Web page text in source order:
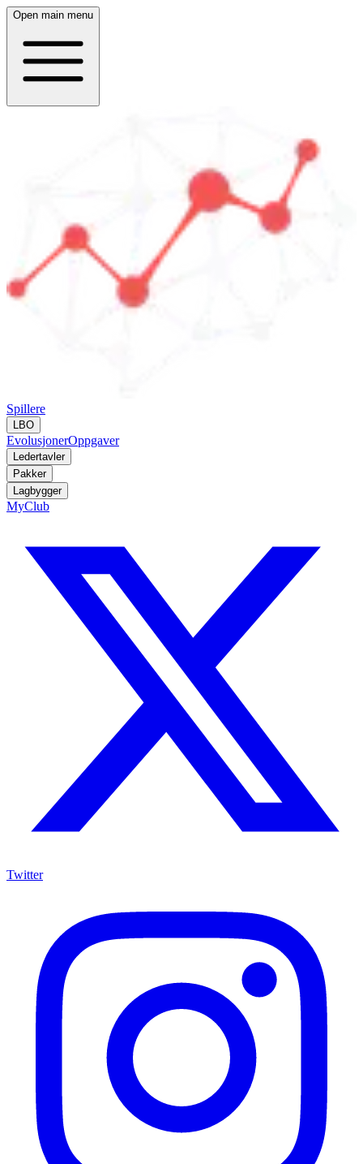
Open main menu
Spillere
LBO
EvolusjonerOppgaver
Ledertavler
Pakker
Lagbygger
MyClub
Twitter